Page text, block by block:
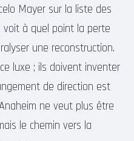
Mayer sur la liste des
voit à quel point la perte
une reconstruction.
luxe ; ils doivent inventer
de direction est
ne veut plus être
le chemin vers la